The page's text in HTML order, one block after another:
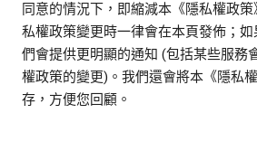
同意的情況下，即縮減本《隱私權政
私權政策變更時一律會在本頁發佈；
們會提供更明顯的通知 (包括某些服務
權政策的變更)。我們還會將本《隱私
存，方便您回顧。